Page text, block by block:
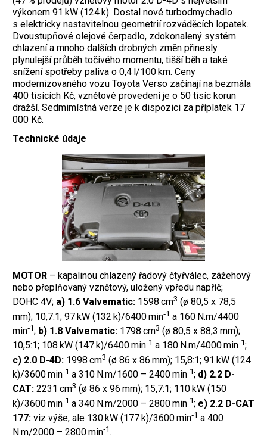
výkonem 91 kW (124 k). Dostal nové turbodmychadlo
s elektricky nastavitelnou geometrií rozváděcích lopatek.
Dvoustupňové olejové čerpadlo, zdokonalený systém
chlazení a mnoho dalších drobných změn přinesly
plynulejší průběh točivého momentu, tišší běh a také
snížení spotřeby ­paliva o 0,4 l/100 km. Ceny
modernizovaného vozu Toyota Verso začínají na bezmála
400 tisících Kč, vznětové provedení je o 50 tisíc korun
dražší. Sedmimístná verze je k dispozici za příplatek 17
000 Kč.
Technické údaje
MOTOR – kapalinou chlazený řadový čtyřválec, zážehový
nebo přeplňovaný vznětový, uložený vpředu napříč;
DOHC 4V; a) 1.6 Valvematic: 1598 cm3 (ø 80,5 x 78,5
mm); 10,7:1; 97 kW (132 k)/6400 min‑1 a 160 N.m/4400
min‑1; b) 1.8 Valvematic: 1798 cm3 (ø 80,5 x 88,3 mm);
10,5:1; 108 kW (147 k)/6400 min‑1 a 180 N.m/4000 min‑1;
c) 2.0 D-4D: 1998 cm3 (ø 86 x 86 mm); 15,8:1; 91 kW (124
k)/3600 min‑1 a 310 N.m/1600 – 2400 min‑1; d) 2.2 D-
CAT: 2231 cm3 (ø 86 x 96 mm); 15,7:1; 110 kW (150
k)/3600 min‑1 a 340 N.m/2000 – 2800 min‑1; e) 2.2 D-CAT
177: viz výše, ale 130 kW (177 k)/3600 min‑1 a 400
N.m/2000 – 2800 min‑1.